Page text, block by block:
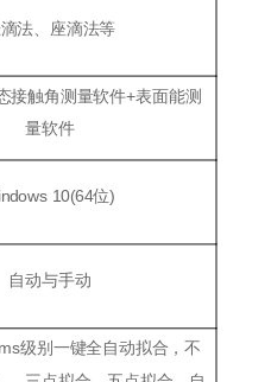
法、座滴法等
接触角测量软件+表面能测
量软件
10(64位)
自动与手动
级别一键全自动拟合，不